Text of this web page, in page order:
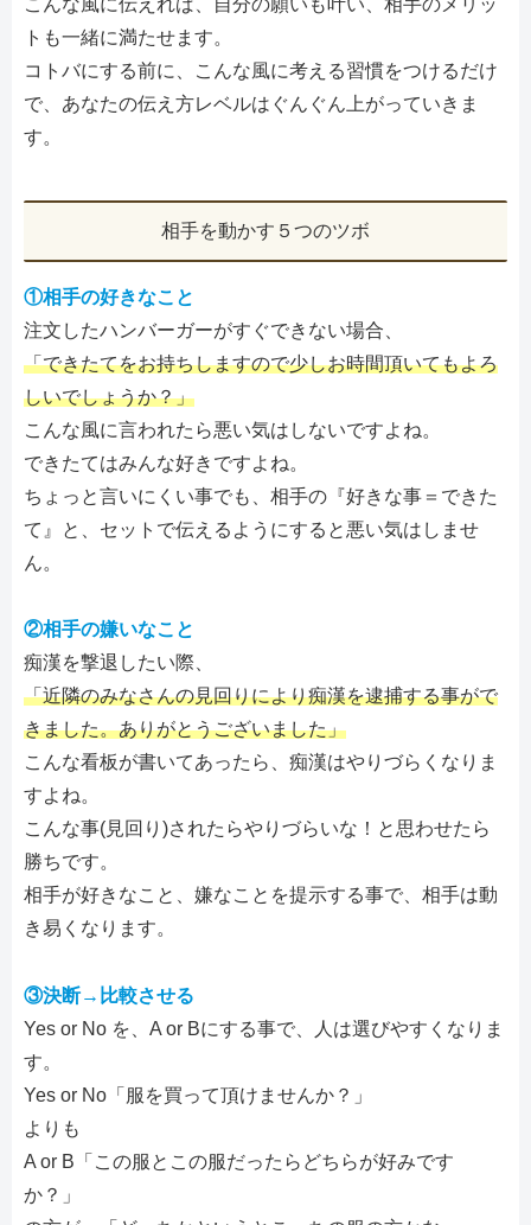
こんな風に伝えれば、自分の願いも叶い、相手のメリッ
トも一緒に満たせます。
コトバにする前に、こんな風に考える習慣をつけるだけ
で、あなたの伝え方レベルはぐんぐん上がっていきま
す。
相手を動かす５つのツボ
①相手の好きなこと
注文したハンバーガーがすぐできない場合、
「できたてをお持ちしますので少しお時間頂いてもよろ
しいでしょうか？」
こんな風に言われたら悪い気はしないですよね。
できたてはみんな好きですよね。
ちょっと言いにくい事でも、相手の『好きな事＝できた
て』と、セットで伝えるようにすると悪い気はしませ
ん。
②相手の嫌いなこと
痴漢を撃退したい際、
「近隣のみなさんの見回りにより痴漢を逮捕する事がで
きました。ありがとうございました」
こんな看板が書いてあったら、痴漢はやりづらくなりま
すよね。
こんな事(見回り)されたらやりづらいな！と思わせたら
勝ちです。
相手が好きなこと、嫌なことを提示する事で、相手は動
き易くなります。
③決断→比較させる
Yes or No を、A or Bにする事で、人は選びやすくなりま
す。
Yes or No「服を買って頂けませんか？」
よりも
A or B「この服とこの服だったらどちらが好みです
か？」